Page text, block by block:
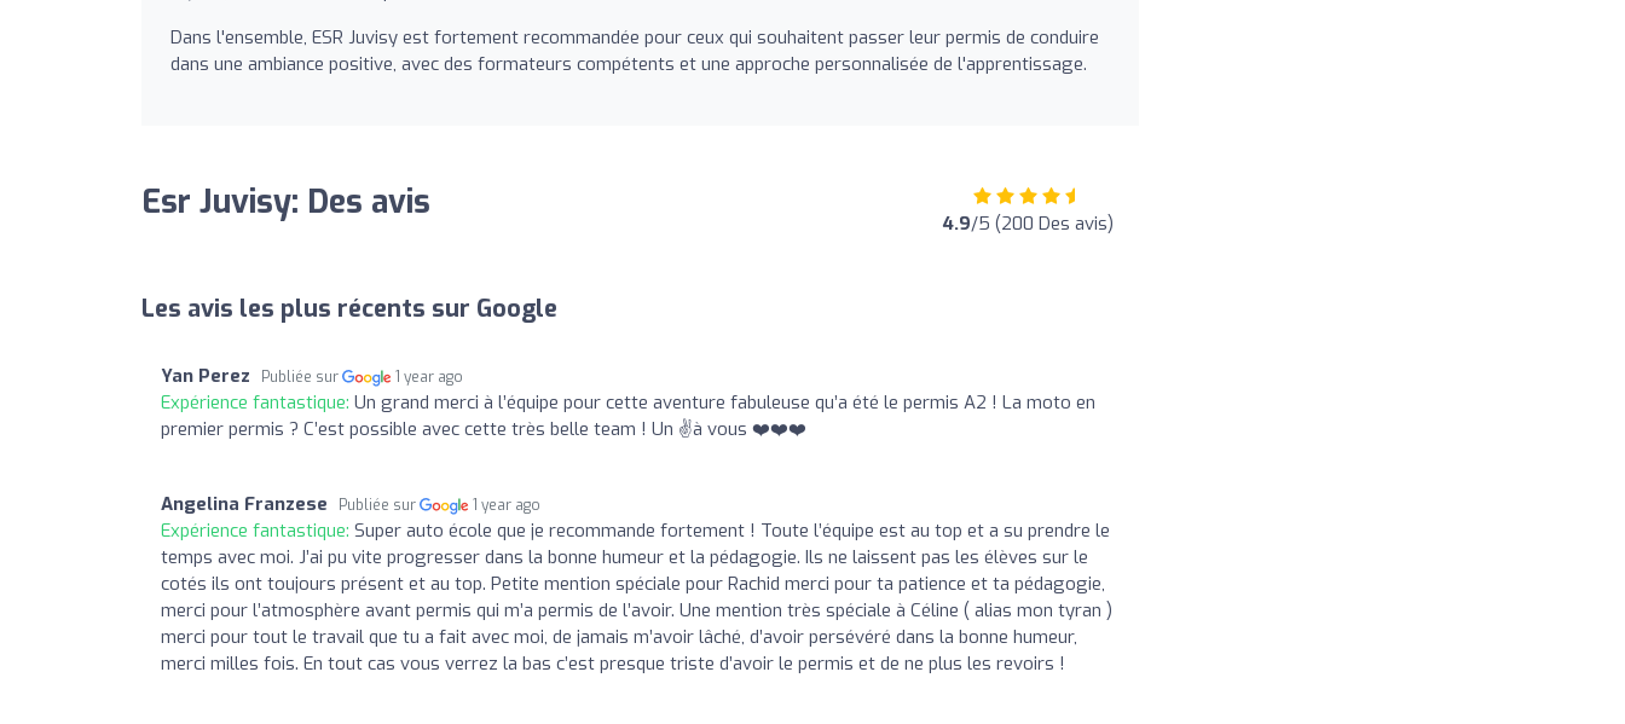
Dans l'ensemble, ESR Juvisy est fortement recommandée pour ceux qui souhaitent passer leur permis de conduire
dans une ambiance positive, avec des formateurs compétents et une approche personnalisée de l'apprentissage.
Esr Juvisy: Des avis 4.9/5 (200 Des avis)
Les avis les plus récents sur Google
Yan Perez Publiée sur 1 year ago
Expérience fantastique: Un grand merci à l’équipe pour cette aventure fabuleuse qu’a été le permis A2 ! La moto en
premier permis ? C’est possible avec cette très belle team ! Un ✌️à vous ❤️❤️❤️
Angelina Franzese Publiée sur 1 year ago
Expérience fantastique: Super auto école que je recommande fortement ! Toute l’équipe est au top et a su prendre le
temps avec moi. J’ai pu vite progresser dans la bonne humeur et la pédagogie. Ils ne laissent pas les élèves sur le
cotés ils ont toujours présent et au top. Petite mention spéciale pour Rachid merci pour ta patience et ta pédagogie,
merci pour l’atmosphère avant permis qui m’a permis de l’avoir. Une mention très spéciale à Céline ( alias mon tyran )
merci pour tout le travail que tu a fait avec moi, de jamais m’avoir lâché, d’avoir persévéré dans la bonne humeur,
merci milles fois. En tout cas vous verrez la bas c’est presque triste d’avoir le permis et de ne plus les revoirs !